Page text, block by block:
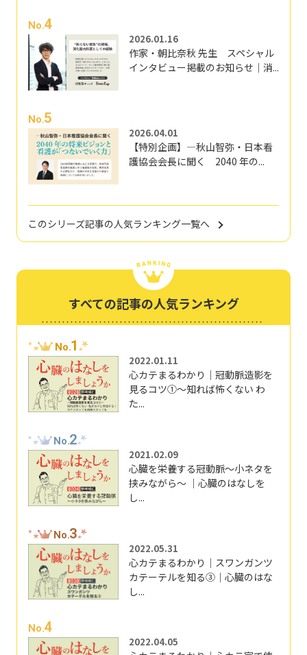
No.4
2026.01.16
作家・朝比奈秋 先生 スペシャル
インタビュー掲載のお知らせ｜消...
No.5
2026.04.01
【特別企画】―秋山智弥・日本看
護協会会長に聞く 2040 年の...
このシリーズ記事の人気ランキング一覧へ
すべての記事の人気ランキング
No.1
2022.01.11
心カテまるわかり｜冠動脈造影を
見るコツ①～知れば怖くない わ
た...
No.2
2021.02.09
心臓を栄養する冠動脈～小ネタを
挟みながら～ ｜心臓のはなしを
し...
No.3
2022.05.31
心カテまるわかり｜スワンガンツ
カテーテルを知る③｜心臓のはな
し...
No.4
2022.04.05